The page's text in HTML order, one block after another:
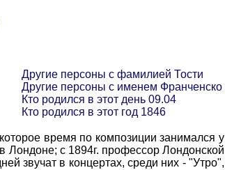
Другие персоны с фамилией Тости
Другие персоны с именем Франченско
Кто родился в этот день 09.04
Кто родился в этот год 1846
время по композиции занимался у
Лондоне; с 1894г. профессор Лондонской
звучат в концертах, среди них - "Утро",